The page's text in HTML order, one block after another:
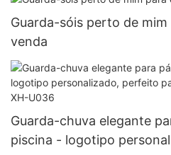
Guarda-sóis perto de
venda
Guarda-chuva elegante
piscina - logotipo